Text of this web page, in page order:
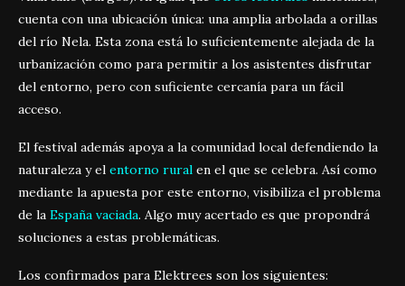
cuenta con una ubicación única: una amplia arbolada a orillas
del río Nela. Esta zona está lo suficientemente alejada de la
urbanización como para permitir a los asistentes disfrutar
del entorno, pero con suficiente cercanía para un fácil
acceso.
El festival además apoya a la comunidad local defendiendo la
naturaleza y el entorno rural en el que se celebra. Así como
mediante la apuesta por este entorno, visibiliza el problema
de la España vaciada. Algo muy acertado es que propondrá
soluciones a estas problemáticas.
Los confirmados para Elektrees son los siguientes: